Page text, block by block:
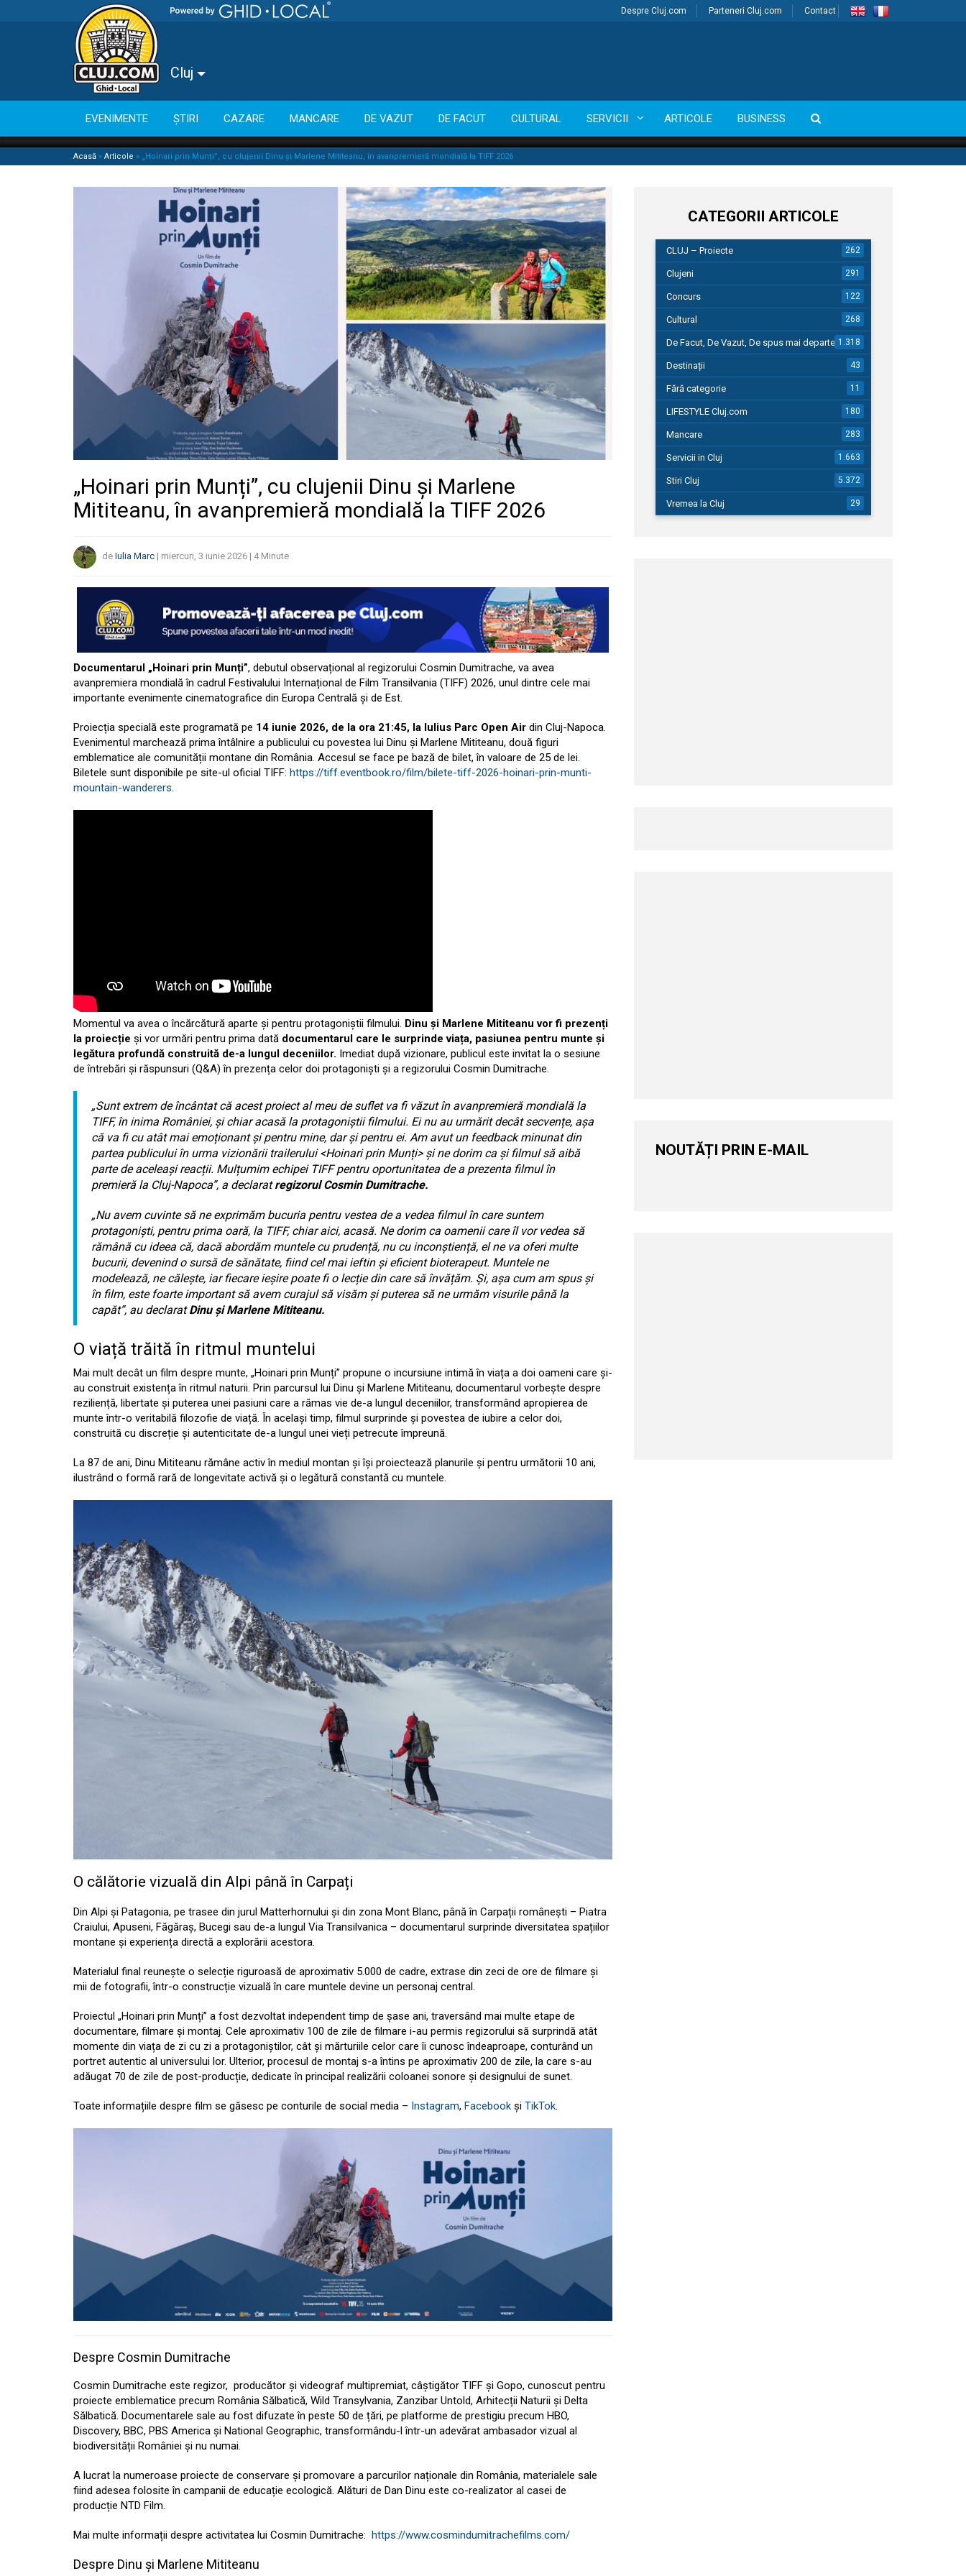
Despre Cluj.com Parteneri Cluj.com Contact
Cluj
EVENIMENTE ȘTIRI CAZARE MANCARE DE VAZUT DE FACUT CULTURAL SERVICII ARTICOLE BUSINESS
Acasă » Articole » „Hoinari prin Munți”, cu clujenii Dinu și Marlene Mititeanu, în avanpremieră mondială la TIFF 2026
„Hoinari prin Munți”, cu clujenii Dinu și Marlene
Mititeanu, în avanpremieră mondială la TIFF 2026
de Iulia Marc | miercuri, 3 iunie 2026 | 4 Minute
Documentarul „Hoinari prin Munți”, debutul observațional al regizorului Cosmin Dumitrache, va avea
avanpremiera mondială în cadrul Festivalului Internațional de Film Transilvania (TIFF) 2026, unul dintre cele mai
importante evenimente cinematografice din Europa Centrală și de Est.
Proiecția specială este programată pe 14 iunie 2026, de la ora 21:45, la Iulius Parc Open Air din Cluj-Napoca.
Evenimentul marchează prima întâlnire a publicului cu povestea lui Dinu și Marlene Mititeanu, două figuri
emblematice ale comunității montane din România. Accesul se face pe bază de bilet, în valoare de 25 de lei.
Biletele sunt disponibile pe site-ul oficial TIFF: https://tiff.eventbook.ro/film/bilete-tiff-2026-hoinari-prin-munti-
mountain-wanderers.
Momentul va avea o încărcătură aparte și pentru protagoniștii filmului. Dinu și Marlene Mititeanu vor fi prezenți
la proiecție și vor urmări pentru prima dată documentarul care le surprinde viața, pasiunea pentru munte și
legătura profundă construită de-a lungul deceniilor. Imediat după vizionare, publicul este invitat la o sesiune
de întrebări și răspunsuri (Q&A) în prezența celor doi protagoniști și a regizorului Cosmin Dumitrache.
„Sunt extrem de încântat că acest proiect al meu de suflet va fi văzut în avanpremieră mondială la
TIFF, în inima României, și chiar acasă la protagoniștii filmului. Ei nu au urmărit decât secvențe, așa
că va fi cu atât mai emoționant și pentru mine, dar și pentru ei. Am avut un feedback minunat din
partea publicului în urma vizionării trailerului <Hoinari prin Munți> și ne dorim ca și filmul să aibă
parte de aceleași reacții. Mulțumim echipei TIFF pentru oportunitatea de a prezenta filmul în
premieră la Cluj-Napoca”, a declaratregizorul Cosmin Dumitrache.
„Nu avem cuvinte să ne exprimăm bucuria pentru vestea de a vedea filmul în care suntem
protagoniști, pentru prima oară, la TIFF, chiar aici, acasă. Ne dorim ca oamenii care îl vor vedea să
rămână cu ideea că, dacă abordăm muntele cu prudență, nu cu inconștiență, el ne va oferi multe
bucurii, devenind o sursă de sănătate, fiind cel mai ieftin și eficient bioterapeut. Muntele ne
modelează, ne călește, iar fiecare ieșire poate fi o lecție din care să învățăm. Și, așa cum am spus și
în film, este foarte important să avem curajul să visăm și puterea să ne urmăm visurile până la
capăt”, au declaratDinu și Marlene Mititeanu.
O viață trăită în ritmul muntelui
Mai mult decât un film despre munte, „Hoinari prin Munți” propune o incursiune intimă în viața a doi oameni care și-
au construit existența în ritmul naturii. Prin parcursul lui Dinu și Marlene Mititeanu, documentarul vorbește despre
reziliență, libertate și puterea unei pasiuni care a rămas vie de-a lungul deceniilor, transformând apropierea de
munte într-o veritabilă filozofie de viață. În același timp, filmul surprinde și povestea de iubire a celor doi,
construită cu discreție și autenticitate de-a lungul unei vieți petrecute împreună.
La 87 de ani, Dinu Mititeanu rămâne activ în mediul montan și își proiectează planurile și pentru următorii 10 ani,
ilustrând o formă rară de longevitate activă și o legătură constantă cu muntele.
O călătorie vizuală din Alpi până în Carpați
Din Alpi și Patagonia, pe trasee din jurul Matterhornului și din zona Mont Blanc, până în Carpații românești – Piatra
Craiului, Apuseni, Făgăraș, Bucegi sau de-a lungul Via Transilvanica – documentarul surprinde diversitatea spațiilor
montane și experiența directă a explorării acestora.
Materialul final reunește o selecție riguroasă de aproximativ 5.000 de cadre, extrase din zeci de ore de filmare și
mii de fotografii, într-o construcție vizuală în care muntele devine un personaj central.
Proiectul „Hoinari prin Munți” a fost dezvoltat independent timp de șase ani, traversând mai multe etape de
documentare, filmare și montaj. Cele aproximativ 100 de zile de filmare i-au permis regizorului să surprindă atât
momente din viața de zi cu zi a protagoniștilor, cât și mărturiile celor care îi cunosc îndeaproape, conturând un
portret autentic al universului lor. Ulterior, procesul de montaj s-a întins pe aproximativ 200 de zile, la care s-au
adăugat 70 de zile de post-producție, dedicate în principal realizării coloanei sonore și designului de sunet.
Toate informațiile despre film se găsesc pe conturile de social media – Instagram, Facebook și TikTok.
Despre Cosmin Dumitrache
​​Cosmin Dumitrache este regizor, producător și videograf multipremiat, câștigător TIFF și Gopo, cunoscut pentru
proiecte emblematice precum România Sălbatică, Wild Transylvania, Zanzibar Untold, Arhitecții Naturii și Delta
Sălbatică. Documentarele sale au fost difuzate în peste 50 de țări, pe platforme de prestigiu precum HBO,
Discovery, BBC, PBS America și National Geographic, transformându-l într-un adevărat ambasador vizual al
biodiversității României și nu numai.
A lucrat la numeroase proiecte de conservare și promovare a parcurilor naționale din România, materialele sale
fiind adesea folosite în campanii de educație ecologică. Alături de Dan Dinu este co-realizator al casei de
producție NTD Film.
Mai multe informații despre activitatea lui Cosmin Dumitrache: https://www.cosmindumitrachefilms.com/
Despre Dinu și Marlene Mititeanu
CATEGORII ARTICOLE
CLUJ – Proiecte 262
Clujeni 291
Concurs 122
Cultural 268
De Facut, De Vazut, De spus mai departe…1.318
Destinații 43
Fără categorie 11
LIFESTYLE Cluj.com 180
Mancare 283
Servicii in Cluj 1.663
Stiri Cluj 5.372
Vremea la Cluj 29
NOUTĂȚI PRIN E-MAIL